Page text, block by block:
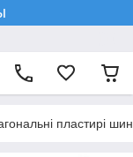
пластирі шин